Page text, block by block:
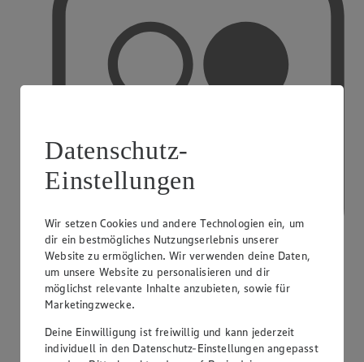
PAYBACK
Datenschutz-
Einstellungen
Wir setzen Cookies und andere Technologien ein, um
dir ein bestmögliches Nutzungserlebnis unserer
Website zu ermöglichen. Wir verwenden deine Daten,
um unsere Website zu personalisieren und dir
möglichst relevante Inhalte anzubieten, sowie für
Marketingzwecke.
Deine Einwilligung ist freiwillig und kann jederzeit
individuell in den Datenschutz-Einstellungen angepasst